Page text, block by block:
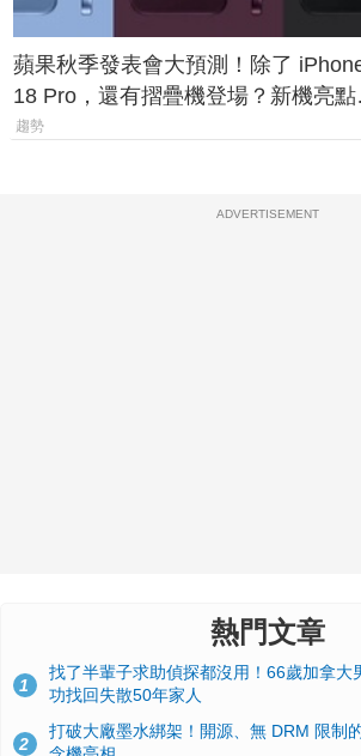
蘋果秋季發表會大預測！除了
18 Pro，還有摺疊機登場？新機亮點
測一次看
趨勢
ADVERTISEMENT
熱門文章
1
找了半輩子求助偵探都沒用！66歲加拿大
功找回失散50年家人
2
打破大廠墨水綁架！開源、無 DRM 限制